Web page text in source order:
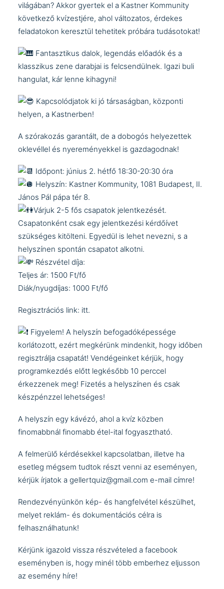
világában? Akkor gyertek el a Kastner Kommunity
következő kvízestjére, ahol változatos, érdekes
feladatokon keresztül tehetitek próbára tudásotokat!
Fantasztikus dalok, legendás előadók és a
klasszikus zene darabjai is felcsendülnek. Igazi buli
hangulat, kár lenne kihagyni!
Kapcsolódjatok ki jó társaságban, központi
helyen, a Kastnerben!
A szórakozás garantált, de a dobogós helyezettek
oklevéllel és nyereményekkel is gazdagodnak!
Időpont: június 2. hétfő 18:30-20:30 óra
Helyszín: Kastner Kommunity, 1081 Budapest, II.
János Pál pápa tér 8.
Várjuk 2-5 fős csapatok jelentkezését.
Csapatonként csak egy jelentkezési kérdőívet
szükséges kitölteni. Egyedül is lehet nevezni, s a
helyszínen spontán csapatot alkotni.
Részvétel díja:
Teljes ár: 1500 Ft/fő
Diák/nyugdíjas: 1000 Ft/fő
Regisztrációs link: itt.
Figyelem! A helyszín befogadóképessége
korlátozott, ezért megkérünk mindenkit, hogy időben
regisztrálja csapatát! Vendégeinket kérjük, hogy
programkezdés előtt legkésőbb 10 perccel
érkezzenek meg! Fizetés a helyszínen és csak
készpénzzel lehetséges!
A helyszín egy kávézó, ahol a kvíz közben
finomabbnál finomabb étel-ital fogyasztható.
A felmerülő kérdésekkel kapcsolatban, illetve ha
esetleg mégsem tudtok részt venni az eseményen,
kérjük írjatok a gellertquiz@gmail.com e-mail címre!
Rendezvényünkön kép- és hangfelvétel készülhet,
melyet reklám- és dokumentációs célra is
felhasználhatunk!
Kérjünk igazold vissza részvételed a facebook
eseményben is, hogy minél több emberhez eljusson
az esemény híre!